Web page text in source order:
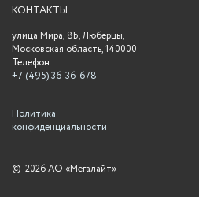
КОНТАКТЫ:
улица Мира, 8Б, Люберцы,
Московская область, 140000
Телефон:
+7 (495) 36-36-678
Политика
конфиденциальности
© 2026 АО «Мегалайт»